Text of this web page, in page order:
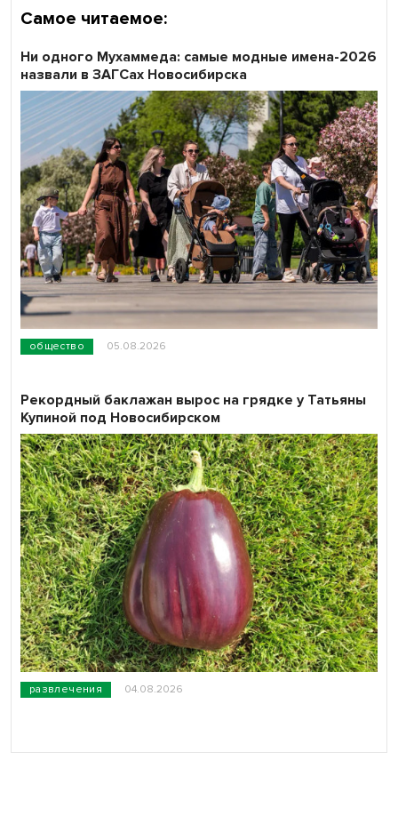
Самое читаемое:
общество 05.08.2026
Ни одного Мухаммеда: самые модные имена-2026
назвали в ЗАГСах Новосибирска
развлечения 04.08.2026
Рекордный баклажан вырос на грядке у Татьяны
Купиной под Новосибирском